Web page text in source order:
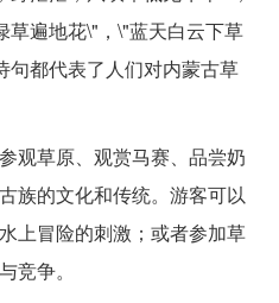
草遍地花\"，\"蓝天白云下草
句都代表了人们对内蒙古草
观草原、观赏马赛、品尝奶
族的文化和传统。游客可以
上冒险的刺激；或者参加草
竞争。